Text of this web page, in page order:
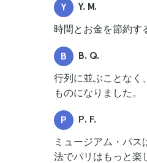
Y Y. M.
時間とお金を節約す
B B. Q.
行列に並ぶことなく
ものになりました。
P P. F.
ミュージアム・パ
法でパリはもっと楽